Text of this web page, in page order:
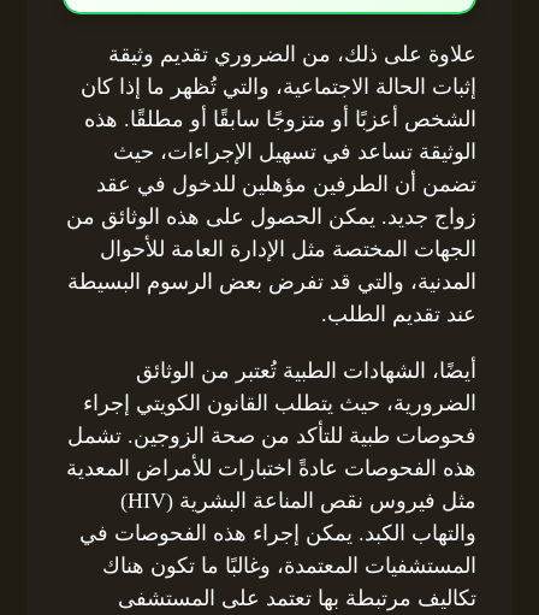
علاوة على ذلك، من الضروري تقديم وثيقة
إثبات الحالة الاجتماعية، والتي تُظهر ما إذا كان
الشخص أعزبًا أو متزوجًا سابقًا أو مطلقًا. هذه
الوثيقة تساعد في تسهيل الإجراءات، حيث
تضمن أن الطرفين مؤهلين للدخول في عقد
زواج جديد. يمكن الحصول على هذه الوثائق من
الجهات المختصة مثل الإدارة العامة للأحوال
المدنية، والتي قد تفرض بعض الرسوم البسيطة
عند تقديم الطلب.
أيضًا، الشهادات الطبية تُعتبر من الوثائق
الضرورية، حيث يتطلب القانون الكويتي إجراء
فحوصات طبية للتأكد من صحة الزوجين. تشمل
هذه الفحوصات عادةً اختبارات للأمراض المعدية
مثل فيروس نقص المناعة البشرية (HIV)
والتهاب الكبد. يمكن إجراء هذه الفحوصات في
المستشفيات المعتمدة، وغالبًا ما تكون هناك
تكاليف مرتبطة بها تعتمد على المستشفى